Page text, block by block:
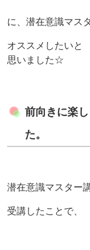
に、潜在意識マス
オススメしたいと
思いました☆
前向きに楽
た。
潜在意識マスター
受講したことで、